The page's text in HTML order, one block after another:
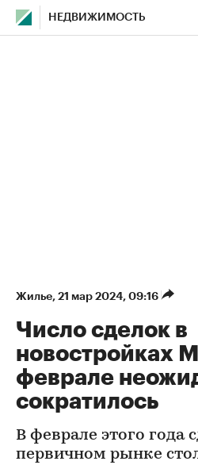
НЕДВИЖИМОСТЬ
Жилье⁠, 21 мар 2024, 09:16
Число сделок в
новостройках
феврале
сократилось
В феврале этого года
первичном рынке